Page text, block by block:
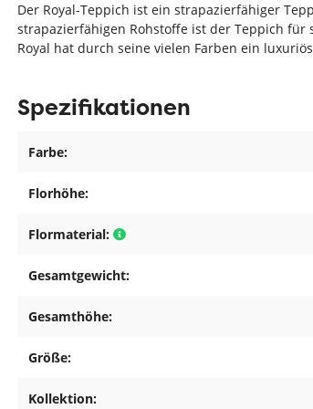
Der Royal-Teppich ist ein strapazierfähiger
strapazierfähigen Rohstoffe ist der Teppich
Royal hat durch seine vielen Farben ein
Spezifikationen
Farbe:
Florhöhe:
Flormaterial:
Gesamtgewicht:
Gesamthöhe:
Größe:
Kollektion: